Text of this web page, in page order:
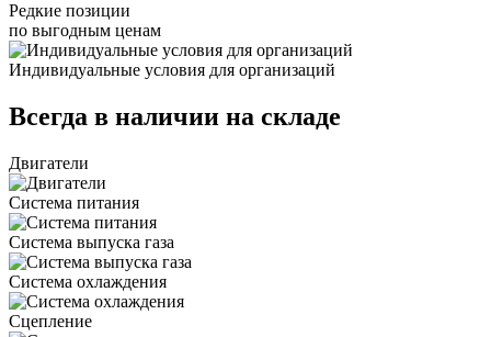
Редкие позиции
по выгодным ценам
Индивидуальные условия для организаций
Всегда в наличии на складе
Двигатели
Система питания
Система выпуска газа
Система охлаждения
Сцепление